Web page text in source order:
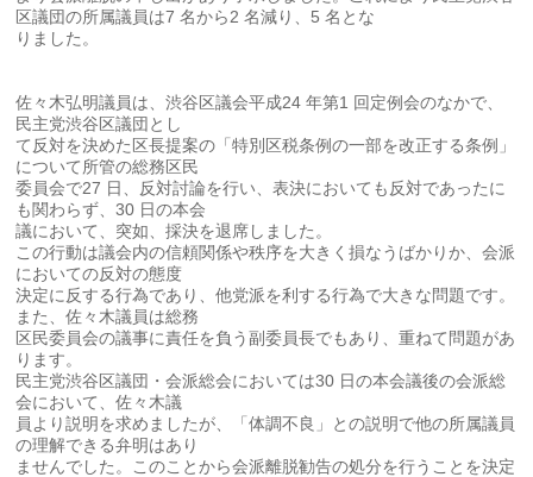
区議団の所属議員は7 名から2 名減り、5 名とな
りました。
佐々木弘明議員は、渋谷区議会平成24 年第1 回定例会のなかで、
民主党渋谷区議団とし
て反対を決めた区長提案の「特別区税条例の一部を改正する条例」
について所管の総務区民
委員会で27 日、反対討論を行い、表決においても反対であったに
も関わらず、30 日の本会
議において、突如、採決を退席しました。
この行動は議会内の信頼関係や秩序を大きく損なうばかりか、会派
においての反対の態度
決定に反する行為であり、他党派を利する行為で大きな問題です。
また、佐々木議員は総務
区民委員会の議事に責任を負う副委員長でもあり、重ねて問題があ
ります。
民主党渋谷区議団・会派総会においては30 日の本会議後の会派総
会において、佐々木議
員より説明を求めましたが、「体調不良」との説明で他の所属議員
の理解できる弁明はあり
ませんでした。このことから会派離脱勧告の処分を行うことを決定